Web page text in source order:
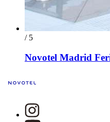
/ 5
Novotel Madrid